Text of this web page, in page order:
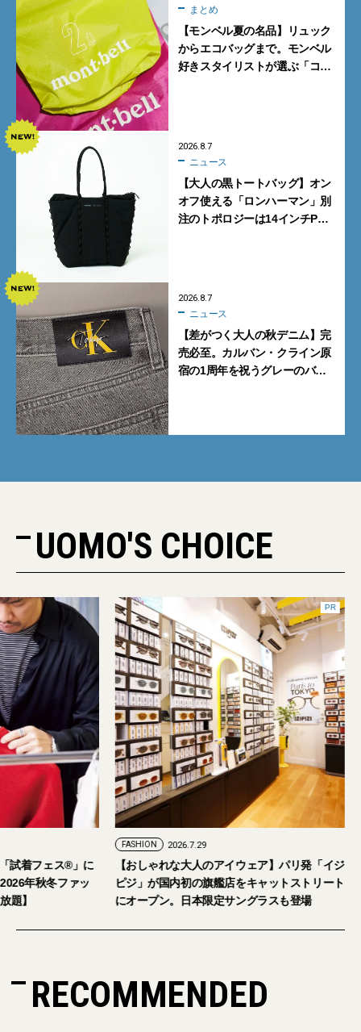
まとめ
【モンベル夏の名品】リュック
からエコバッグまで。モンベル
好きスタイリストが選ぶ「コス
2026.8.7
ニュース
【大人の黒トートバッグ】オン
オフ使える「ロンハーマン」別
注のトポロジーは14インチPC
2026.8.7
ニュース
【差がつく大人の秋デニム】完
売必至。カルバン・クライン原
宿の1周年を祝うグレーのバ
UOMO'S CHOICE
試着フェス®︎」に
年秋冬ファッ
題】
PR
FASHION 2026.7.29
【おしゃれな大人のアイウェア】パリ発「イジ
ピジ」が国内初の旗艦店をキャットストリート
にオープン。日本限定サングラスも登場
RECOMMENDED